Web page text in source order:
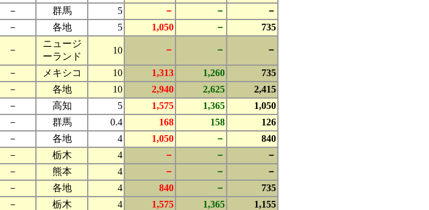
－
群馬 5 － －
－
－
各地 5 1,050 － 735
－
ニュージ
ーランド
10 － － －
－ メキシコ 10 1,313 1,260
735
－
各地 10 2,940 2,625 2,415
－ 高知 5 1,575 1,365
1,050
－
群馬 0.4 168 158
126
－
各地 4 1,050 － 840
－ 栃木 4 － －
－
－
熊本 4 － －
－
－
各地 4 840 － 735
－ 栃木 4 1,575 1,365
1,155